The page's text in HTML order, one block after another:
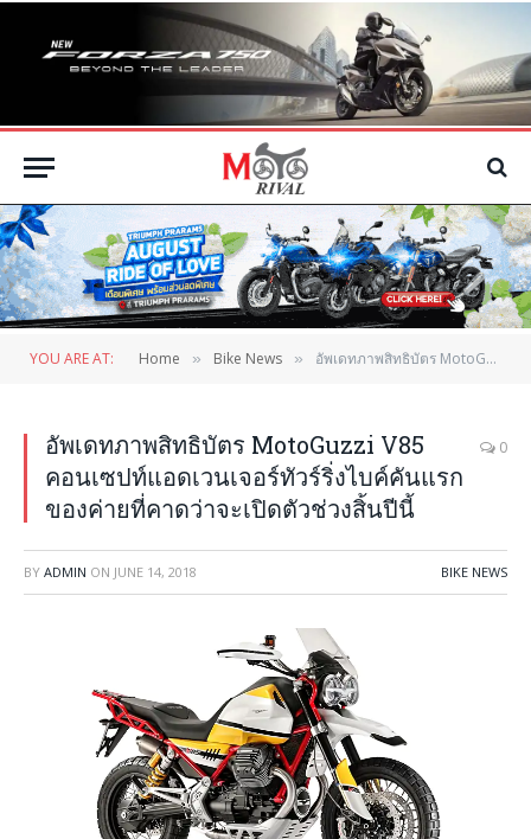
YOU ARE AT: Home » Bike News » อัพเดทภาพสิทธิบัตร MotoGuzzi V85 คอนเซปท์แอดเวนเจอร์ทัวร์ริ่งไบค์คันแรกของค่ายที่คาดว่าจะเปิดตัวช่วงสิ้นปีนี้
อัพเดทภาพสิทธิบัตร MotoGuzzi V85
คอนเซปท์แอดเวนเจอร์ทัวร์ริ่งไบค์คันแรก
ของค่ายที่คาดว่าจะเปิดตัวช่วงสิ้นปีนี้
0
BY ADMIN ON JUNE 14, 2018 BIKE NEWS